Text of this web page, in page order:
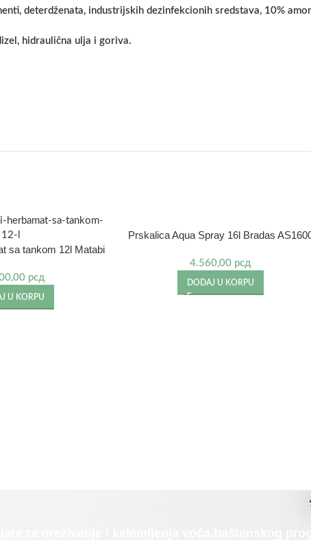
deterdženata, industrijskih dezinfekcionih sredstava, 10%
hidraulična ulja i goriva.
sa tankom 12l Matabi
рсд
U KORPU
Prskalica Aqua Spray 16l Bradas
4.560,00 рсд
DODAJ U KORPU
za orezivanje i kalemljenja voća,baštenskog